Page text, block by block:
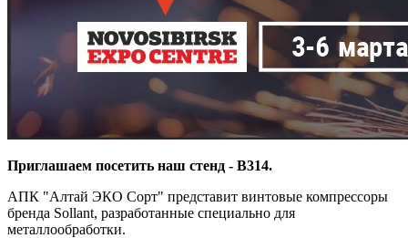
Приглашаем посетить наш стенд - B314.
АПК "Алтай ЭКО Сорт" представит винтовые компрессоры
бренда Sollant, разработанные специально для
металлообработки.